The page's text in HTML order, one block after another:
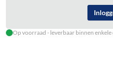
Op voorraad - leverbaar binnen enkele